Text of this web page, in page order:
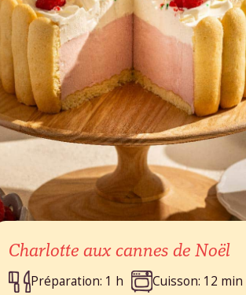
Charlotte aux cannes de Noël
Préparation: 1 h
Cuisson: 12 min